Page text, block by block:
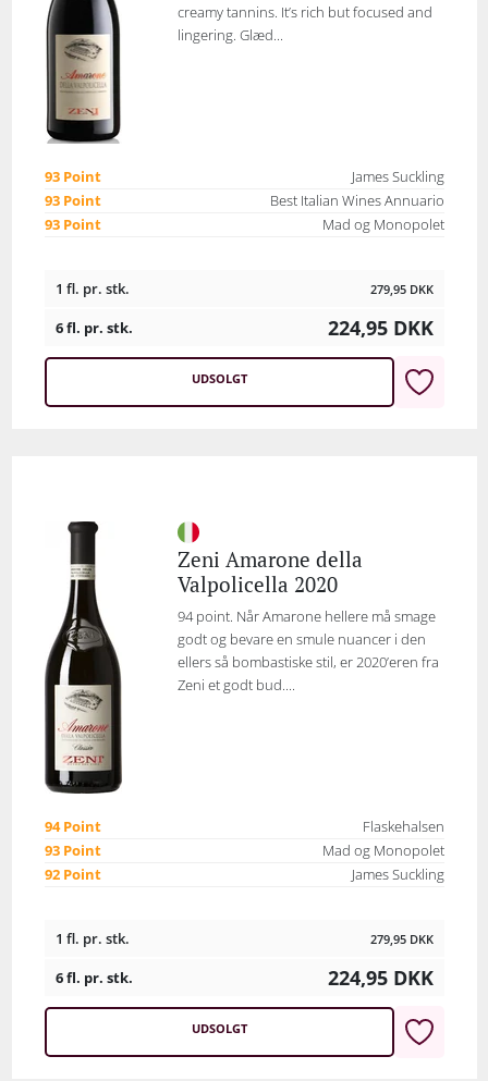
creamy tannins. It’s rich but focused and
lingering. Glæd...
93 Point
James Suckling
93 Point
Best Italian Wines Annuario
93 Point
Mad og Monopolet
1 fl. pr. stk. 279,95 DKK
6 fl. pr. stk. 224,95 DKK
UDSOLGT
Zeni Amarone della
Valpolicella 2020
94 point. Når Amarone hellere må smage
godt og bevare en smule nuancer i den
ellers så bombastiske stil, er 2020’eren fra
Zeni et godt bud....
94 Point
Flaskehalsen
93 Point
Mad og Monopolet
92 Point
James Suckling
1 fl. pr. stk. 279,95 DKK
6 fl. pr. stk. 224,95 DKK
UDSOLGT